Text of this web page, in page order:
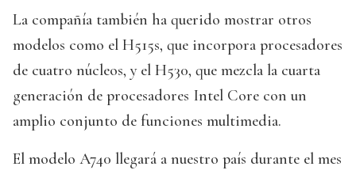
La compañía también ha querido mostrar otros
modelos como el H515s, que incorpora procesadores
de cuatro núcleos, y el H530, que mezcla la cuarta
generación de procesadores Intel Core con un
amplio conjunto de funciones multimedia.
El modelo A740 llegará a nuestro país durante el mes